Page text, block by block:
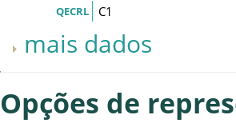
QECRL C1
mais dados
Opções de